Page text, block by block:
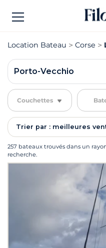
Location Bateau Corse
Porto-Vecchio
Couchettes
Trier par : meilleures
257 bateaux trouvés dans un
recherche.